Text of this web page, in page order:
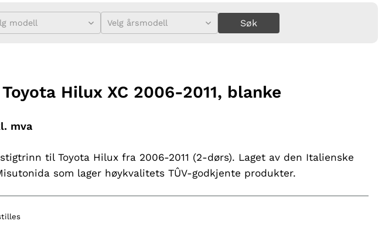
modell Velg årsmodell Søk
Hilux XC 2006-2011, blanke
mva
til Toyota Hilux fra 2006-2011 (2-dørs). Laget av den Italienske
som lager høykvalitets TÛV-godkjente produkter.